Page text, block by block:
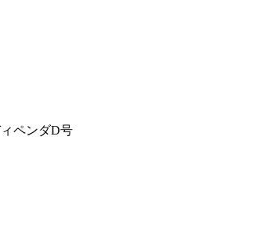
ペンダD号